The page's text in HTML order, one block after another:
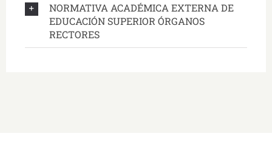
NORMATIVA ACADÉMICA EXTERNA DE
EDUCACIÓN SUPERIOR ÓRGANOS
RECTORES